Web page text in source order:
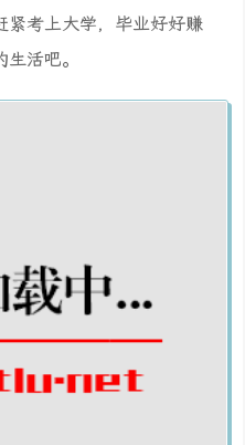
紧考上大学，毕业好好赚
活吧。